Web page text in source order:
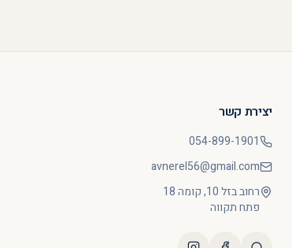
יצירת קשר
054-899-1901
avnerel56@gmail.com
רחוב בזל 10, קומה 18
פתח תקווה